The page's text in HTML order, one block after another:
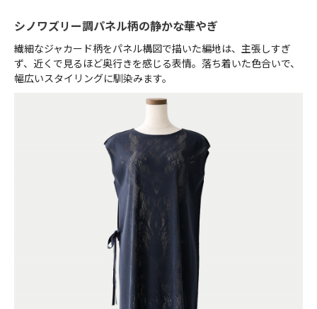
シノワズリー調パネル柄の静かな華やぎ
繊細なジャカード柄をパネル構図で描いた編地は、主張しすぎ
ず、近くで見るほど奥行きを感じる表情。落ち着いた色合いで、
幅広いスタイリングに馴染みます。